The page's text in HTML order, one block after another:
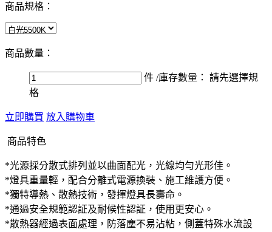
商品規格：
商品數量：
件 /庫存數量： 請先選擇規
格
立即購買 放入購物車
商品特色
*光源採分散式排列並以曲面配光，光線均勻光形佳。
*燈具重量輕，配合分離式電源換裝、施工維護方便。
*獨特導熱、散熱技術，發揮燈具長壽命。
*通過安全規範認証及耐候性認証，使用更安心。
*散熱器經過表面處理，防落塵不易沾粘，側蓋特殊水流設